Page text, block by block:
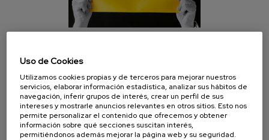
CAMPAÑA ACTUAL
Uso de Cookies
Utilizamos cookies propias y de terceros para mejorar nuestros
servicios, elaborar información estadística, analizar sus hábitos de
navegación, inferir grupos de interés, crear un perfil de sus
intereses y mostrarle anuncios relevantes en otros sitios. Esto nos
permite personalizar el contenido que ofrecemos y obtener
información sobre qué secciones suscitan interés,
permitiéndonos además mejorar la página web y su seguridad.